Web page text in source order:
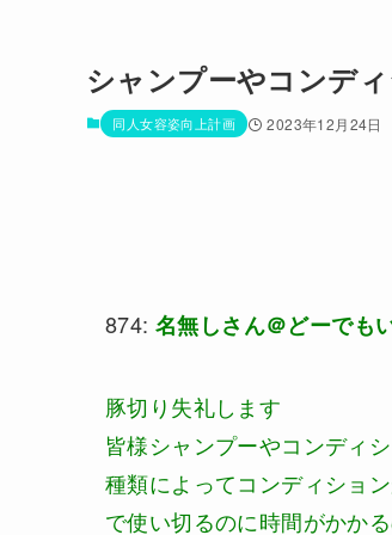
シャンプーやコンデ
同人女容姿向上計画 2023年12月24日
874: 名無しさん＠どーでも
豚切り失礼します
皆様シャンプーやコンディ
種類によってコンディショ
で使い切るのに時間がかか